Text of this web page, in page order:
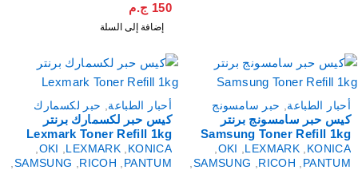
150 ج.م
إضافة إلى السلة
أحبار الطباعة,حبر سامسونج
كيس حبر سامسونج برنتر
Samsung Toner Refill 1kg
KONICA
,
LEXMARK
,
OKI
,
PANTUM
,
RICOH
,
SAMSUNG
,
أحبار الطباعة,حبر لكسمارك
كيس حبر لكسمارك برنتر
Lexmark Toner Refill 1kg
KONICA
,
LEXMARK
,
OKI
,
PANTUM
,
RICOH
,
SAMSUNG
,